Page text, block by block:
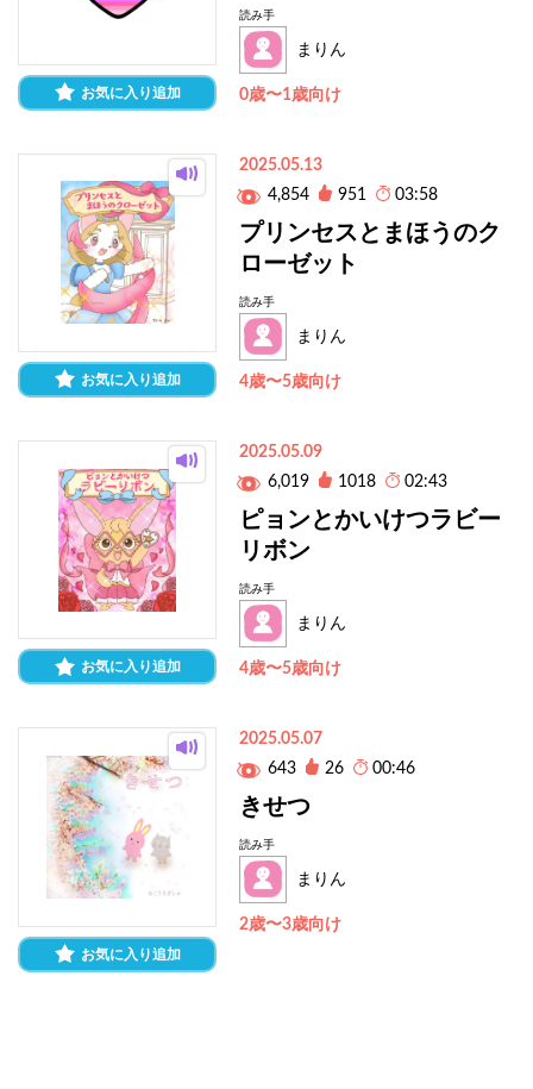
お気に入り追加
読み手
まりん
0歳〜1歳向け
お気に入り追加
2025.05.13
4,854
951 03:58
プリンセスとまほうのク
ローゼット
読み手
まりん
4歳〜5歳向け
お気に入り追加
2025.05.09
6,019
1018 02:43
ピョンとかいけつラビー
リボン
読み手
まりん
4歳〜5歳向け
お気に入り追加
2025.05.07
643
26 00:46
きせつ
読み手
まりん
2歳〜3歳向け